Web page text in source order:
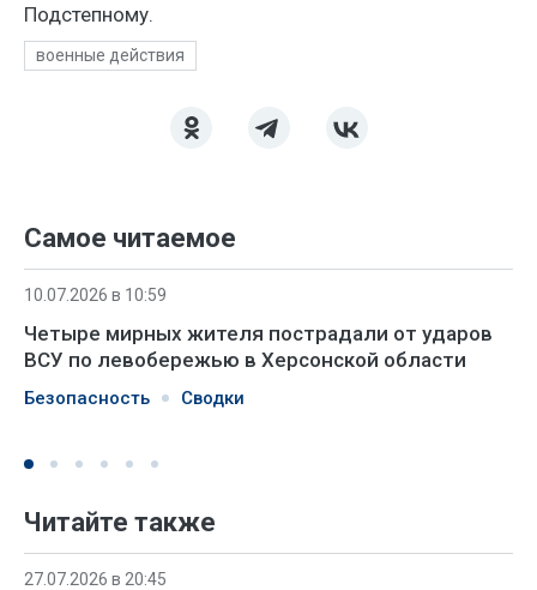
Подстепному.
военные действия
Самое читаемое
10.07.2026 в 10:59
Четыре мирных жителя пострадали от ударов
ВСУ по левобережью в Херсонской области
Безопасность Сводки
Читайте также
27.07.2026 в 20:45